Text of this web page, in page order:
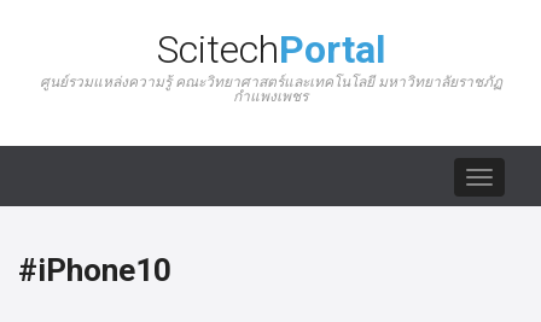
ScitechPortal
ศูนย์รวมแหล่งความรู้ คณะวิทยาศาสตร์และเทคโนโลยี มหาวิทยาลัยราชภัฏ
กำแพงเพชร
Toggle
#iPhone10